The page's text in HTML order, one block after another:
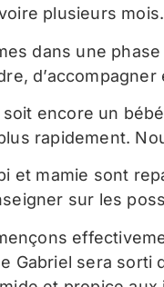
plusieurs mois.
dans une
d’accompagner
soit encore un
rapidement.
et mamie sont
sur les
Gabriel sera sorti